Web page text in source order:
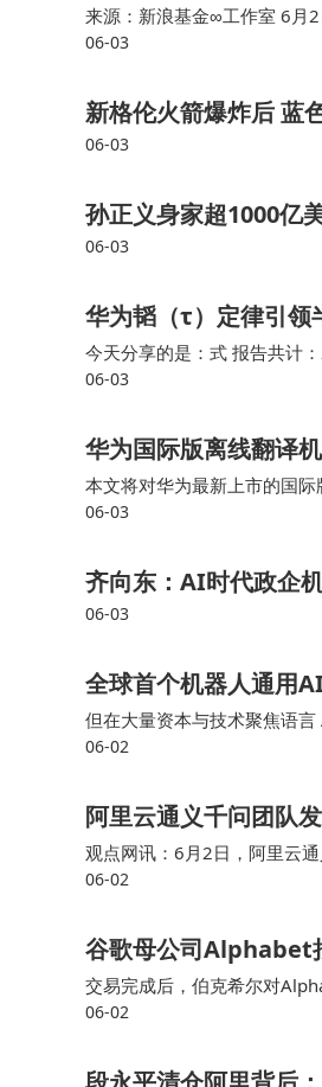
来源：新浪基金∞工作室 6月
机器人ETF景顺（159559）
06-03
新格伦火箭爆炸后 蓝
06-03
孙正义身家超1000亿
06-03
华为韬（τ）定律引
今天分享的是：式 报告共计
遇物理瓶颈后，以特征时间
06-03
华为国际版离线翻译
本文将对华为最新上市的国
比，帮助你找到最适合自己
06-03
齐向东：AI时代政企
06-03
全球首个机器人通用
但在大量资本与技术聚焦语
到底应该如何训练？
06-02
阿里云通义千问团队
观点网讯：6月2日，阿里云
基座”。 据介绍，Qwen3.7-
06-02
谷歌母公司Alphabet
交易完成后，伯克希尔对
Alphabet完成总额为5,765亿
06-02